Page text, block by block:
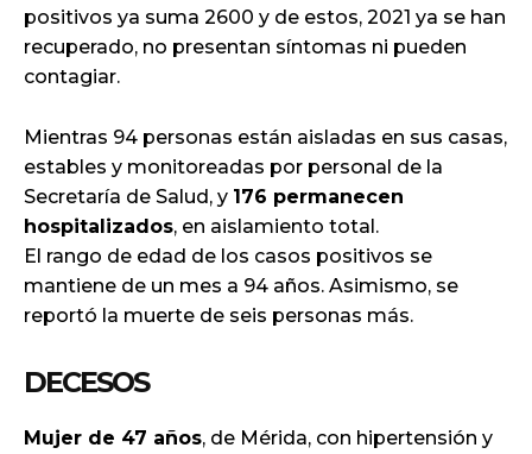
positivos ya suma 2600 y de estos, 2021 ya se han
recuperado, no presentan síntomas ni pueden
contagiar.
Mientras 94 personas están aisladas en sus casas,
estables y monitoreadas por personal de la
Secretaría de Salud, y 176 permanecen
hospitalizados, en aislamiento total.
El rango de edad de los casos positivos se
mantiene de un mes a 94 años. Asimismo, se
reportó la muerte de seis personas más.
DECESOS
Mujer de 47 años, de Mérida, con hipertensión y